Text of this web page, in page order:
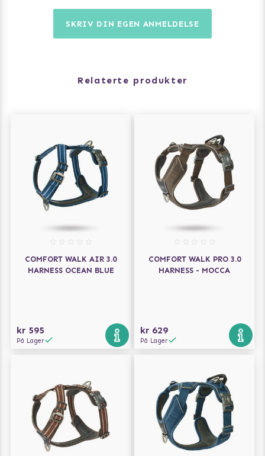
Ergonomisk design skånsom for hundens ryg og nakke
To line fastgørelsesmuligheder – én centralt på ryggen
Aluminiums hardware – intet på selen kan ruste
Separat befæstelse til hundetegn
Designet i Danmark
SKRIV DIN EGEN ANMELDELSE
Relaterte produkter
COMFORT WALK AIR 3.0
HARNESS OCEAN BLUE
kr 595
På Lager
COMFORT WALK PRO 3.0
HARNESS - MOCCA
kr 629
På Lager